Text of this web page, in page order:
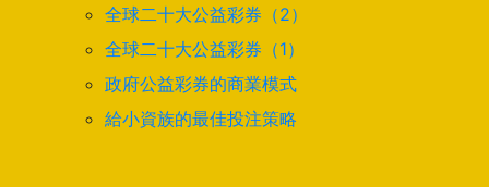
全球二十大公益彩券（2）
全球二十大公益彩券（1）
政府公益彩券的商業模式
給小資族的最佳投注策略